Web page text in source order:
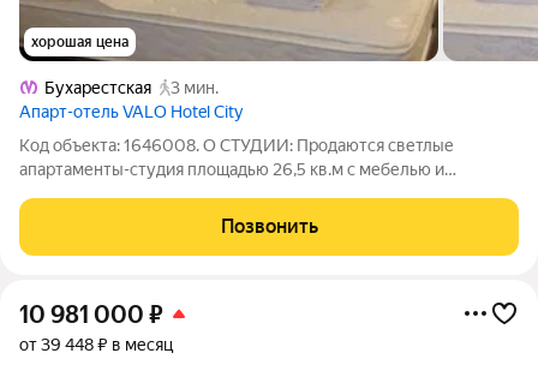
хорошая цена
Бухарестская
3 мин.
Апарт-отель VALO Hotel City
Код объекта: 1646008. О СТУДИИ: Продаются светлые
aпартаменты-студия площадью 26,5 кв.м с мебелью и
корпус). Из окна вид во двор, высота потолков 2,8 метра,
санузел совмещенный. Техника:
Позвонить
10 981 000 ₽
от 39 448 ₽ в месяц